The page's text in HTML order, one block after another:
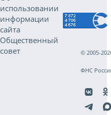
использовании
информации
сайта
Общественный
совет
© 2005-
ФНС